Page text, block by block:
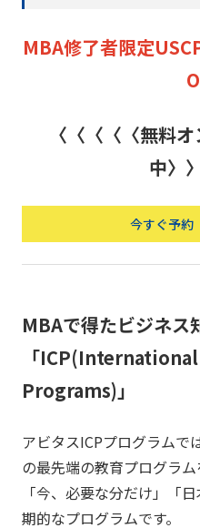
MBA修了者限定
〈〈〈〈〈無料
中〉
今すぐ予約
MBAで得たビジネス
「
Programs)」
アビタスICPプログラムで
の最先端の教育プログラム
「今、必要な分だけ」「
期的なプログラムです。